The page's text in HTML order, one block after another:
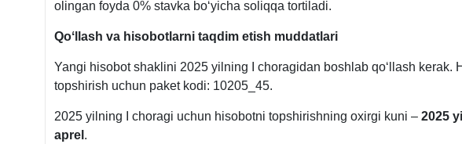
olingan foyda 0% stavka boʻyicha soliqqa tortiladi.
Qoʻllash va hisobotlarni taqdim etish muddatlari
Yangi hisobot shaklini 2025 yilning I choragidan boshlab qoʻllash kerak.
topshirish uchun paket kodi: 10205_45.
2025 yilning I choragi uchun hisobotni topshirishning oхirgi kuni – 2025
aprel .